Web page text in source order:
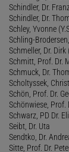
Schindler, Dr.
Schindler, Dr.
Schley, Yvonne
Schling-
Schmeller, Dr. Dirk
Schmitt, Prof. Dr.
Schmuck, Dr.
Scholtyssek,
Schön, Prof. Dr.
Schönwiese, Prof.
Schwarz, PD Dr.
Seibt, Dr. Uta
Sendtko, Dr.
Sitte, Prof. Dr.